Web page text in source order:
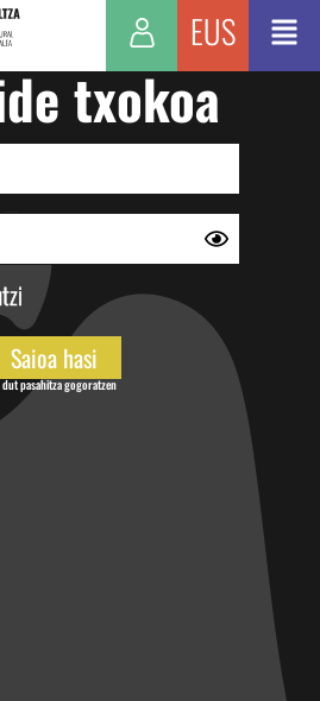
EUS
txokoa
dut pasahitza gogoratzen